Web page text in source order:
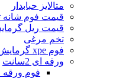
متالایز حبابدار
قیمت فوم
قیمت ریل
تخم مرغی
فوم xpe گرمایش از کف
ورقه ای 2سانت
فوم